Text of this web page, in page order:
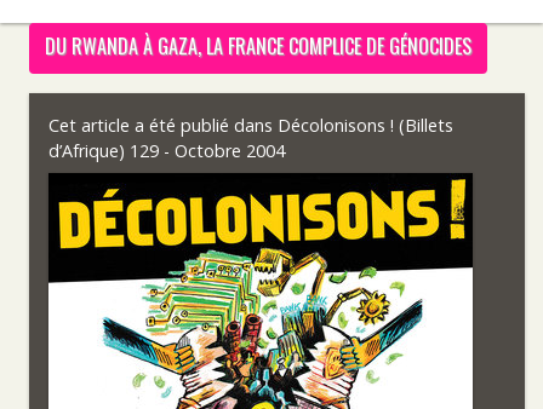
DU RWANDA À GAZA, LA FRANCE COMPLICE DE GÉNOCIDES
Cet article a été publié dans Décolonisons ! (Billets
d’Afrique) 129 - Octobre 2004